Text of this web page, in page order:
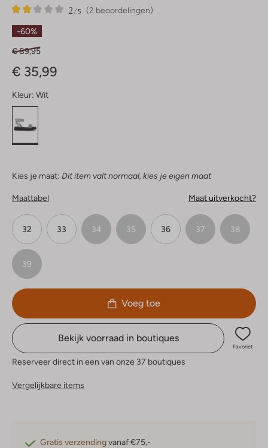
(2 beoordelingen)
2/5
2
2
Sterren
-60%
€ 89,95
€ 35,99
Kleur: Wit
Kies je maat: Dit item valt normaal, kies je eigen maat
Maattabel Maat uitverkocht?
32 33 34 35 36 37 38
39
Voeg toe
Bekijk voorraad in boutiques
Favoriet
Reserveer direct in een van onze 37 boutiques
Vergelijkbare items
Gratis verzendingvanaf €75,-